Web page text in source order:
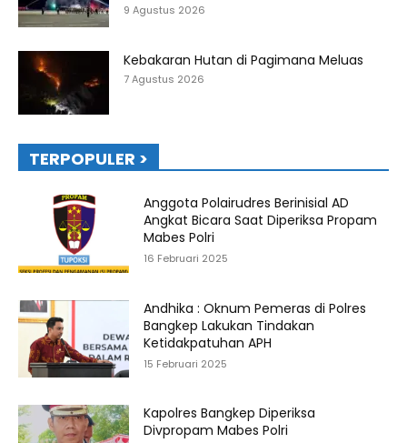
9 Agustus 2026
Kebakaran Hutan di Pagimana Meluas
7 Agustus 2026
TERPOPULER >
Anggota Polairudres Berinisial AD
Angkat Bicara Saat Diperiksa Propam
Mabes Polri
16 Februari 2025
Andhika : Oknum Pemeras di Polres
Bangkep Lakukan Tindakan
Ketidakpatuhan APH
15 Februari 2025
Kapolres Bangkep Diperiksa
Divpropam Mabes Polri